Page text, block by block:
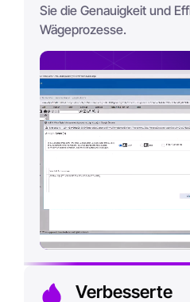
Sie die Genauigkeit und
Wägeprozesse.
Verbesserte